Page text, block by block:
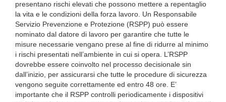
presentano rischi elevati che possono mettere a repentaglio
la vita e le condizioni della forza lavoro. Un Responsabile
Servizio Prevenzione e Protezione (RSPP) può essere
nominato dal datore di lavoro per garantire che tutte le
misure necessarie vengano prese al fine di ridurre al minimo
i rischi presentati nell’ambiente in cui si opera. L’RSPP
dovrebbe essere coinvolto nel processo decisionale sin
dall’inizio, per assicurarsi che tutte le procedure di sicurezza
vengono seguite correttamente ed entro 48 ore. E’
importante che il RSPP controlli periodicamente i dispositivi